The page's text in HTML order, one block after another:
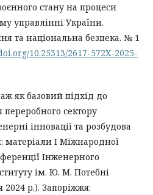
стану на процеси
управлінні України.
та національна безпека. № 1
10.25313/2617-572X-2025-
як базовий підхід до
сектору
інновації та розбудова
матеріали І Міжнародної
Інженерного
ім. Ю. М. Потебні
2024 р.). Запоріжжя: